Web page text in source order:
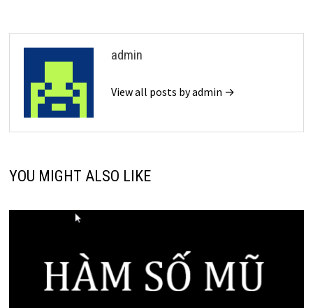
admin
View all posts by admin →
YOU MIGHT ALSO LIKE